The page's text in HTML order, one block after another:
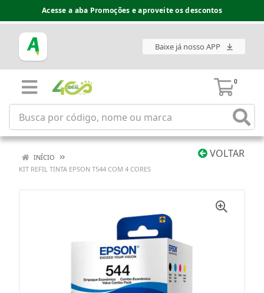
Acesse a aba Promoções e aproveite os descontos
Baixe já nosso APP
0
VOLTAR
INÍCIO
KIT REFIL TINTA EPSON T544 COM 4 CORES